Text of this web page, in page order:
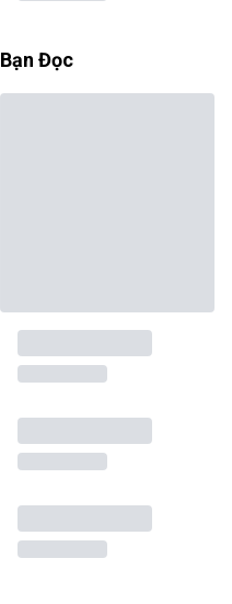
Bạn Đọc